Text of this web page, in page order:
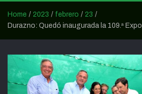
Home 2023 febrero
23
Durazno: Quedó inaugurada la 109.ª Expo